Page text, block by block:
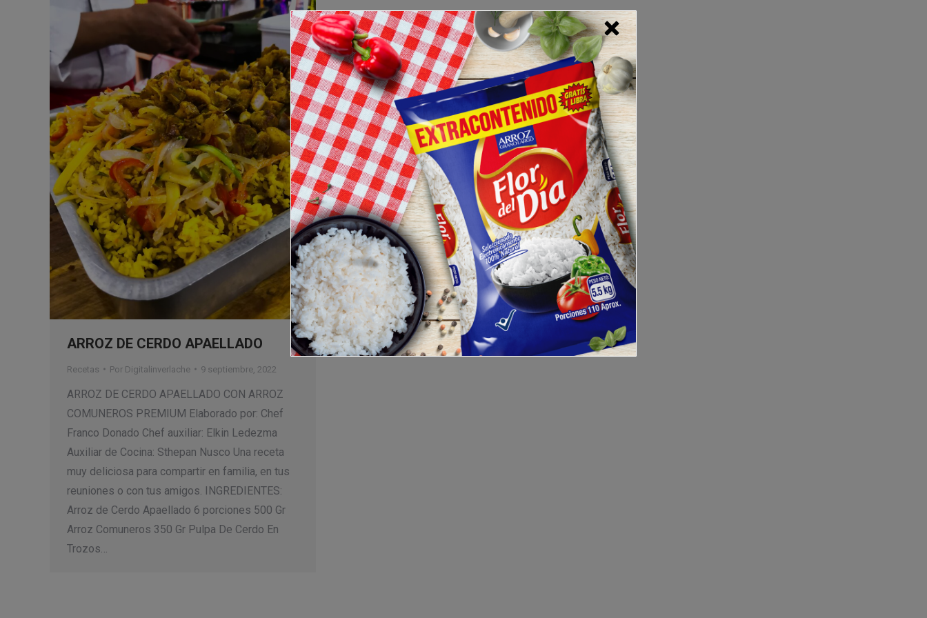
ARROZ DE CERDO APAELLADO
Recetas Por Digitalinverlache 9 septiembre, 2022
ARROZ DE CERDO APAELLADO CON ARROZ
COMUNEROS PREMIUM Elaborado por: Chef
Franco Donado Chef auxiliar: Elkin Ledezma
Auxiliar de Cocina: Sthepan Nusco Una receta
muy deliciosa para compartir en familia, en tus
reuniones o con tus amigos. INGREDIENTES:
Arroz de Cerdo Apaellado 6 porciones 500 Gr
Arroz Comuneros 350 Gr Pulpa De Cerdo En
Trozos…